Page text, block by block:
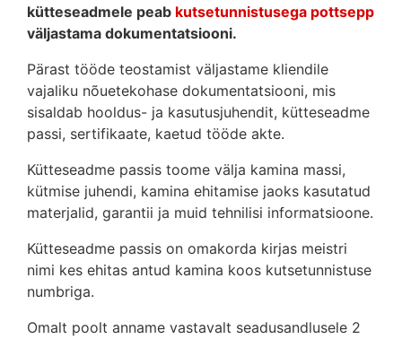
kütteseadmele peab kutsetunnistusega pottsepp
väljastama dokumentatsiooni.
Pärast tööde teostamist väljastame kliendile
vajaliku nõuetekohase dokumentatsiooni, mis
sisaldab hooldus- ja kasutusjuhendit, kütteseadme
passi, sertifikaate, kaetud tööde akte.
Kütteseadme passis toome välja kamina massi,
kütmise juhendi, kamina ehitamise jaoks kasutatud
materjalid, garantii ja muid tehnilisi informatsioone.
Kütteseadme passis on omakorda kirjas meistri
nimi kes ehitas antud kamina koos kutsetunnistuse
numbriga.
Omalt poolt anname vastavalt seadusandlusele 2